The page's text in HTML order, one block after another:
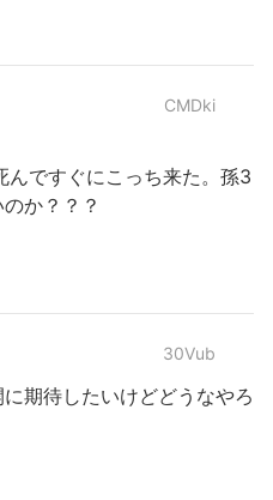
CMDki
ですぐにこっち来た。孫3
か？？？
30Vub
期待したいけどどうなやろ